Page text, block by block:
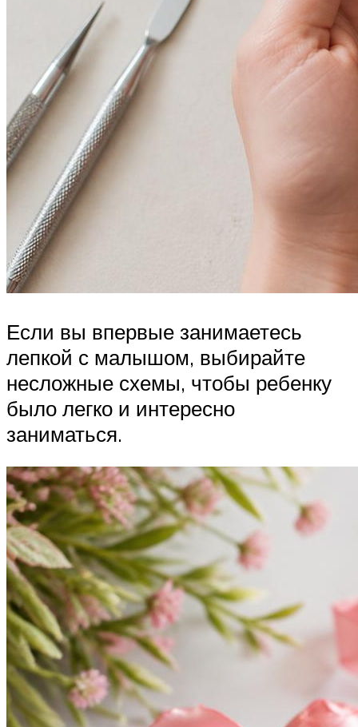
Если вы впервые занимаетесь
лепкой с малышом, выбирайте
несложные схемы, чтобы ребенку
было легко и интересно
заниматься.